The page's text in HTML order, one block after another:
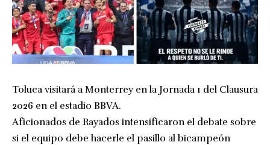
Toluca visitará a Monterrey en la Jornada 1 del Clausura
2026 en el estadio BBVA.
Aficionados de Rayados intensificaron el debate sobre
si el equipo debe hacerle el pasillo al bicampeón